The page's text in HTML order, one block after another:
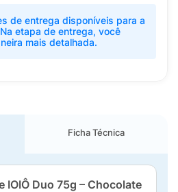
de entrega disponíveis para a
etapa de entrega, você
mais detalhada.
Ficha Técnica
IOIÔ Duo 75g – Chocolate